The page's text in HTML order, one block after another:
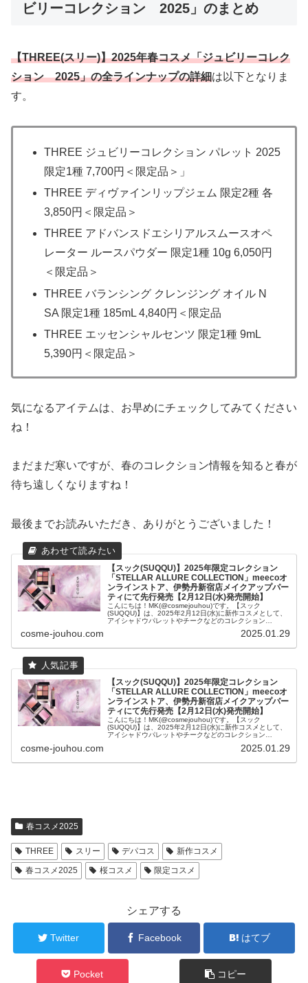
ビリーコレクション 2025」のまとめ
【THREE(スリー)】2025年春コスメ「ジュビリーコレク
ション 2025」の全ラインナップの詳細は以下となりま
す。
THREE ジュビリーコレクション パレット 2025
限定1種 7,700円＜限定品＞」
THREE ディヴァインリップジェム 限定2種 各
3,850円＜限定品＞
THREE アドバンスドエシリアルスムースオペ
レーター ルースパウダー 限定1種 10g 6,050円
＜限定品＞
THREE バランシング クレンジング オイル N
SA 限定1種 185mL 4,840円＜限定品
THREE エッセンシャルセンツ 限定1種 9mL
5,390円＜限定品＞
気になるアイテムは、お早めにチェックしてみてください
ね！
まだまだ寒いですが、春のコレクション情報を知ると春が
待ち遠しくなりますね！
最後までお読みいただき、ありがとうございました！
【スック(SUQQU)】2025年限定コレクション
「STELLAR ALLURE COLLECTION」meecoオ
ンラインストア、伊勢丹新宿店メイクアップパー
ティにて先行発売【2月12日(水)発売開始】
こんにちは！MK(@cosmejouhou)です。【スック
(SUQQU)】は、2025年2月12日(水)に新作コスメとして、
アイシャドウパレットやチークなどのコレクション
cosme-jouhou.com 2025.01.29
【スック(SUQQU)】2025年限定コレクション
「STELLAR ALLURE COLLECTION」meecoオ
ンラインストア、伊勢丹新宿店メイクアップパー
ティにて先行発売【2月12日(水)発売開始】
こんにちは！MK(@cosmejouhou)です。【スック
(SUQQU)】は、2025年2月12日(水)に新作コスメとして、
アイシャドウパレットやチークなどのコレクション
cosme-jouhou.com 2025.01.29
春コスメ2025
THREE スリー デパコス
新作コスメ
春コスメ2025
桜コスメ 限定コスメ
シェアする
Twitter Facebook はてブ
Pocket コピー